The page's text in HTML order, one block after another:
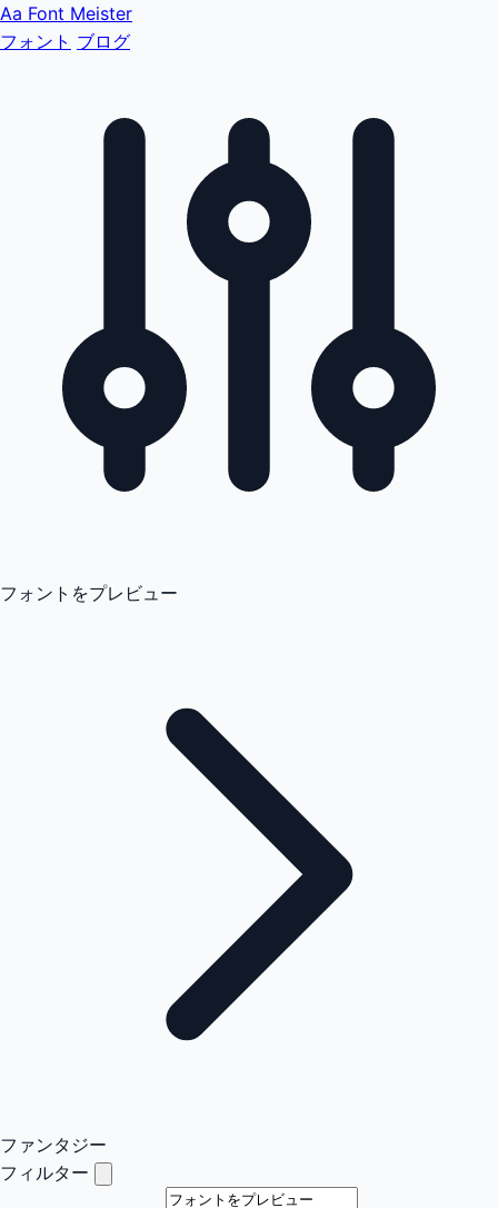
Aa Font Meister
フォント ブログ
フォントをプレビュー
ファンタジー
フィルター